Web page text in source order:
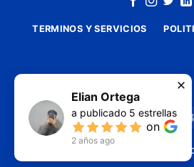
TERMINOS Y SERVICIOS
2026 |
Elian Ortega
a publicado 5 estrellas
on
2 años ago